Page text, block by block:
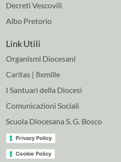
Decreti Vescovili
Albo Pretorio
Link Utili
Organismi Diocesani
Caritas | 8xmille
I Santuari della Diocesi
Comunicazioni Sociali
Scuola Diocesana S. G. Bosco
Privacy Policy
Cookie Policy